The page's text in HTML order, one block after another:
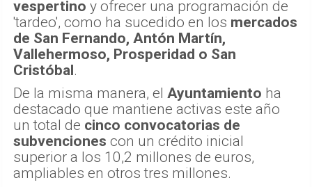
vespertino y ofrecer una programación de
'tardeo', como ha sucedido en los mercados
de San Fernando, Antón Martín,
Vallehermoso, Prosperidad o San
Cristóbal.
De la misma manera, el Ayuntamiento ha
destacado que mantiene activas este año
un total de cinco convocatorias de
subvenciones con un crédito inicial
superior a los 10,2 millones de euros,
ampliables en otros tres millones.